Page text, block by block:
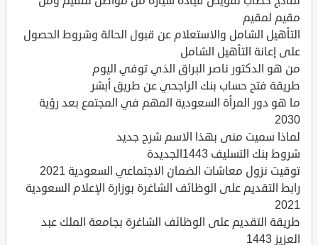
مقيم لمقيم
التأهيل الشامل والاستعلام عن قبول الحالة وشروط الحصول
على إعانة التأهيل الشامل
من هو الدكتور ناصر البراق الذي توفي اليوم
طريقة فتح حساب بنك الراجحي عن طريق أبشر
ما هو دور المرأة السعودية المهم في المجتمع بعد رؤية
2030
لماذا سميت منى بهذا الاسم شرح جديد
شروط بنك التسليف 1443الجديدة
توقيت نزول معاشات الضمان الاجتماعي السعودية 2021
رابط التقديم على الوظائف الشاغرة بوزارة الإعلام السعودية
2021
طريقة التقديم على الوظائف الشاغرة بجامعة الملك عبد
العزيز 1443